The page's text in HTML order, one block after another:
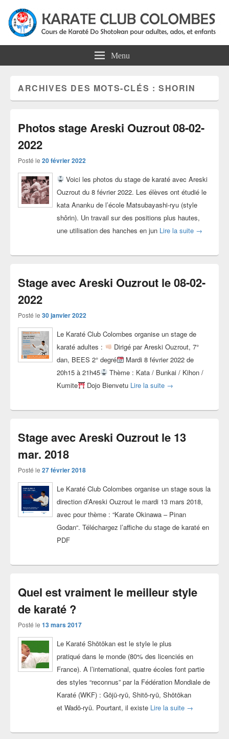
Karate Club Colombes
Menu
ARCHIVES DES MOTS-CLÉS :SHORIN
Photos stage Areski Ouzrout 08-02-
2022
Posté le 20 février 2022
Voici les photos du stage de karaté avec Areski
Ouzrout du 8 février 2022. Les élèves ont étudié le
kata Ananku de l’école Matsubayashi-ryu (style
shôrin). Un travail sur des positions plus hautes,
une utilisation des hanches en jun Lire la suite Photos
→
Stage avec Areski Ouzrout le 08-02-
2022
Posté le 30 janvier 2022
Le Karaté Club Colombes organise un stage de
karaté adultes :
Dirigé par Areski Ouzrout, 7°
dan, BEES 2° degré
Mardi 8 février 2022 de
20h15 à 21h45
Thème : Kata / Bunkai / Kihon /
Kumite
Dojo Bienvetu Lire la suite Stage avec Areski
→
Stage avec Areski Ouzrout le 13
mar. 2018
Posté le 27 février 2018
Le Karaté Club Colombes organise un stage sous la
direction d’Areski Ouzrout le mardi 13 mars 2018,
avec pour thème : “Karate Okinawa – Pinan
Godan“. Téléchargez l’affiche du stage de karaté en
PDF
Quel est vraiment le meilleur style
de karaté ?
Posté le 13 mars 2017
Le Karaté Shōtōkan est le style le plus
pratiqué dans le monde (80% des licenciés en
France). A l’international, quatre écoles font partie
des styles “reconnus” par la Fédération Mondiale de
Karaté (WKF) : Gōjū-ryū, Shitō-ryū, Shōtōkan
et Wadō-ryū. Pourtant, il existe Lire la suite Quel est
→